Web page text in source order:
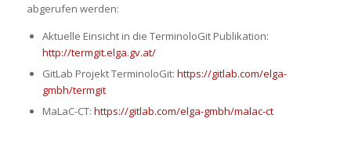
abgerufen werden:
Aktuelle Einsicht in die TerminoloGit Publikation:
http://termgit.elga.gv.at/
GitLab Projekt TerminoloGit: https://gitlab.com/elga-
gmbh/termgit
MaLaC-CT: https://gitlab.com/elga-gmbh/malac-ct